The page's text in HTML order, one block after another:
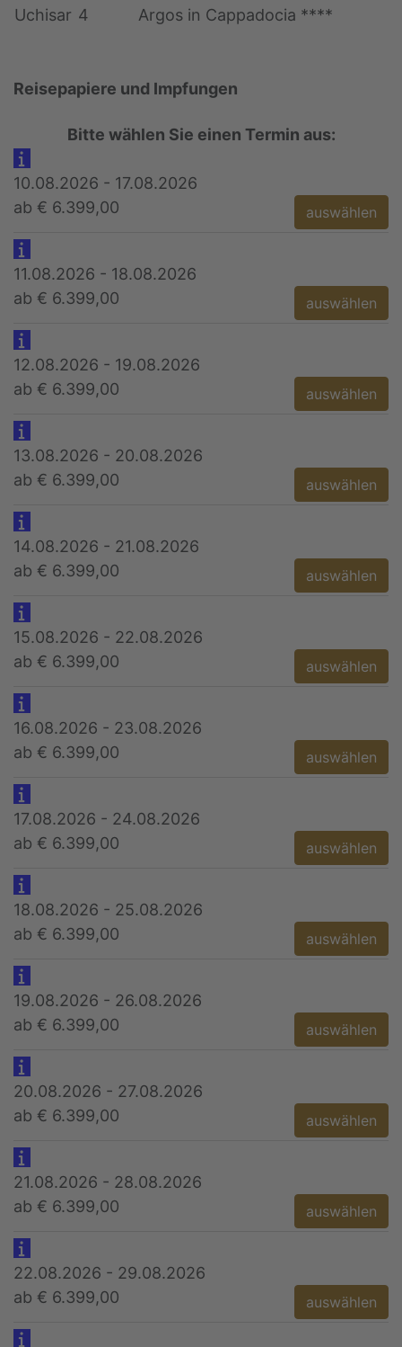
Uchisar 4 Argos in Cappadocia ****
Reisepapiere und Impfungen
Bitte wählen Sie einen Termin aus:
10.08.2026 - 17.08.2026
ab € 6.399,00
auswählen
11.08.2026 - 18.08.2026
ab € 6.399,00
auswählen
12.08.2026 - 19.08.2026
ab € 6.399,00
auswählen
13.08.2026 - 20.08.2026
ab € 6.399,00
auswählen
14.08.2026 - 21.08.2026
ab € 6.399,00
auswählen
15.08.2026 - 22.08.2026
ab € 6.399,00
auswählen
16.08.2026 - 23.08.2026
ab € 6.399,00
auswählen
17.08.2026 - 24.08.2026
ab € 6.399,00
auswählen
18.08.2026 - 25.08.2026
ab € 6.399,00
auswählen
19.08.2026 - 26.08.2026
ab € 6.399,00
auswählen
20.08.2026 - 27.08.2026
ab € 6.399,00
auswählen
21.08.2026 - 28.08.2026
ab € 6.399,00
auswählen
22.08.2026 - 29.08.2026
ab € 6.399,00
auswählen